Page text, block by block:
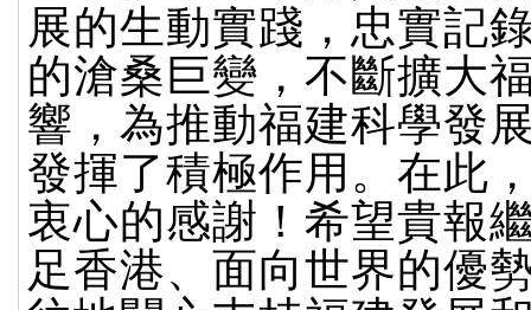
展的生動實踐，忠實記
的滄桑巨變，不斷擴大
響，為推動福建科學發
發揮了積極作用。在此
衷心的感謝！希望貴報
足香港、面向世界的優